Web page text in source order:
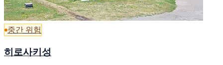
중간 위험
히로사키성